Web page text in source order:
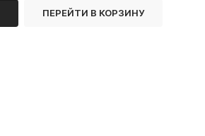
ПЕРЕЙТИ В КОРЗИНУ